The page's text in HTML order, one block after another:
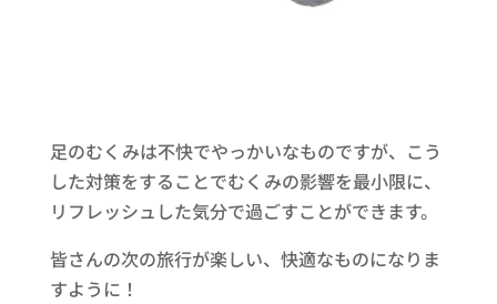
足のむくみは不快でやっかいなものですが、こう
した対策をすることでむくみの影響を最小限に、
リフレッシュした気分で過ごすことができます。
皆さんの次の旅行が楽しい、快適なものになりま
すように！